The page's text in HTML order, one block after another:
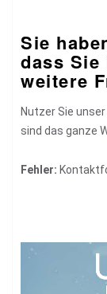
Sie
dass
weitere
Nutzer Sie
sind das ganze
Fehler: